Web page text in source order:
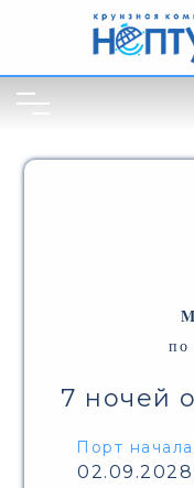
по
7 ночей
Порт начала
02.09.2028